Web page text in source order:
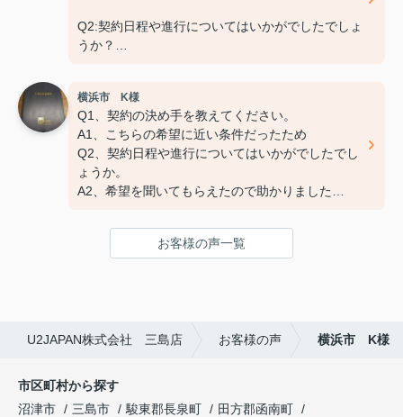
Q2:契約日程や進行についてはいかがでしたでしょ
うか？
Q3:担当スタッフの対応についてや、その他ご意
見・ご感想などがございましたらお聞かせくださ
い。
A:素晴らしい １００点
横浜市 K様
Q1、契約の決め手を教えてください。
A1、こちらの希望に近い条件だったため
Q2、契約日程や進行についてはいかがでしたでし
ょうか。
A2、希望を聞いてもらえたので助かりました
見・ご感想をお聞かせください。
A3 親切な対応で、安心してお任せ出来ました
お客様の声一覧
U2JAPAN株式会社 三島店 お客様の声 横浜市 K様
市区町村から探す
沼津市
三島市 駿東郡長泉町
田方郡函南町